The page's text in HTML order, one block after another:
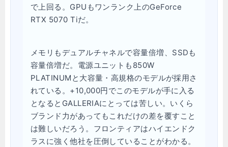
で上回る。GPUもワンランク上のGeForce
RTX 5070 Tiだ。
メモリもデュアルチャネルで容量倍増、SSDも
容量倍増だ。電源ユニットも850W
PLATINUMと大容量・高規格のモデルが採用さ
れている。+10,000円でこのモデルが手に入る
となるとGALLERIAにとっては苦しい。いくら
ブランド力があってもこれだけの差を覆すこと
は難しいだろう。フロンティアはハイエンドク
ラスに強く他社を圧倒していることがわかる。